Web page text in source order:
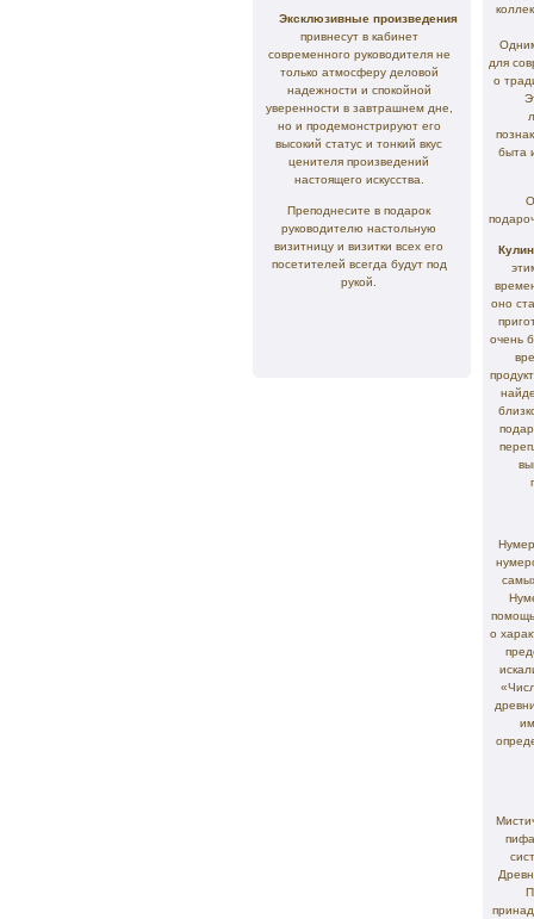
Эксклюзивные произведения
привнесут в кабинет
современного руководителя не
только атмосферу деловой
надежности и спокойной
уверенности в завтрашнем дне,
но и продемонстрируют его
высокий статус и тонкий вкус
ценителя произведений
настоящего искусства.
Преподнесите в подарок
руководителю настольную
визитницу и визитки всех его
посетителей всегда будут под
рукой.
Одним
для
о
быта
оно
очень
о